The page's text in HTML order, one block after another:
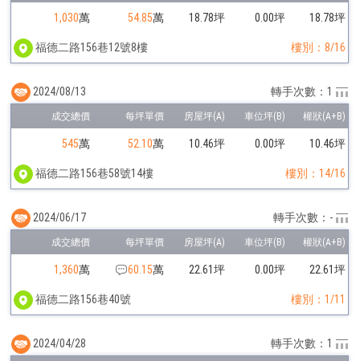
1,030萬 54.85萬 18.78坪 0.00坪 18.78坪
福德二路156巷12號8樓 樓別：8/16
545萬 52.10萬 10.46坪 0.00坪 10.46坪
福德二路156巷58號14樓 樓別：14/16
2024/08/13 轉手次數：1
1,360萬 60.15萬 22.61坪 0.00坪 22.61坪
福德二路156巷40號 樓別：1/11
2024/06/17 轉手次數：-
2024/04/28 轉手次數：1